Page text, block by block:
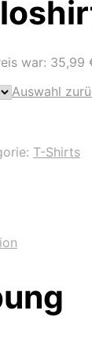
war: 35,99
Auswahl
T-Shirts